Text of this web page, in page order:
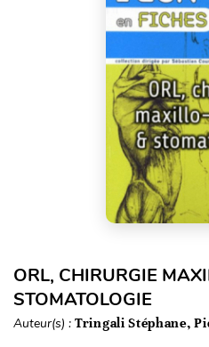
ORL, CHIRURGIE
STOMATOLOGIE
Auteur(s) : Tringali Stéphane,